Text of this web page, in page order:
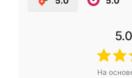
5.0
На